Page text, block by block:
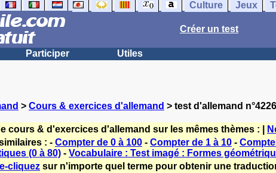
Culture Jeux
Créer un test
Participer Utiles
> Cours & exercices d'allemand > test d'allemand
cours & d'exercices d'allemand sur les mêmes thèmes : |
: - Compter de 0 à 100 - Compter de 1 à 10 -
(0 à 80) - Vocabulaire : Test imagé : Formes
cliquez sur n'importe quel terme pour obtenir une